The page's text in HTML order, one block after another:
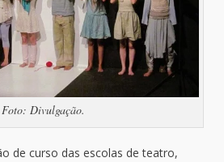
Foto: Divulgação.
de curso das escolas de teatro,